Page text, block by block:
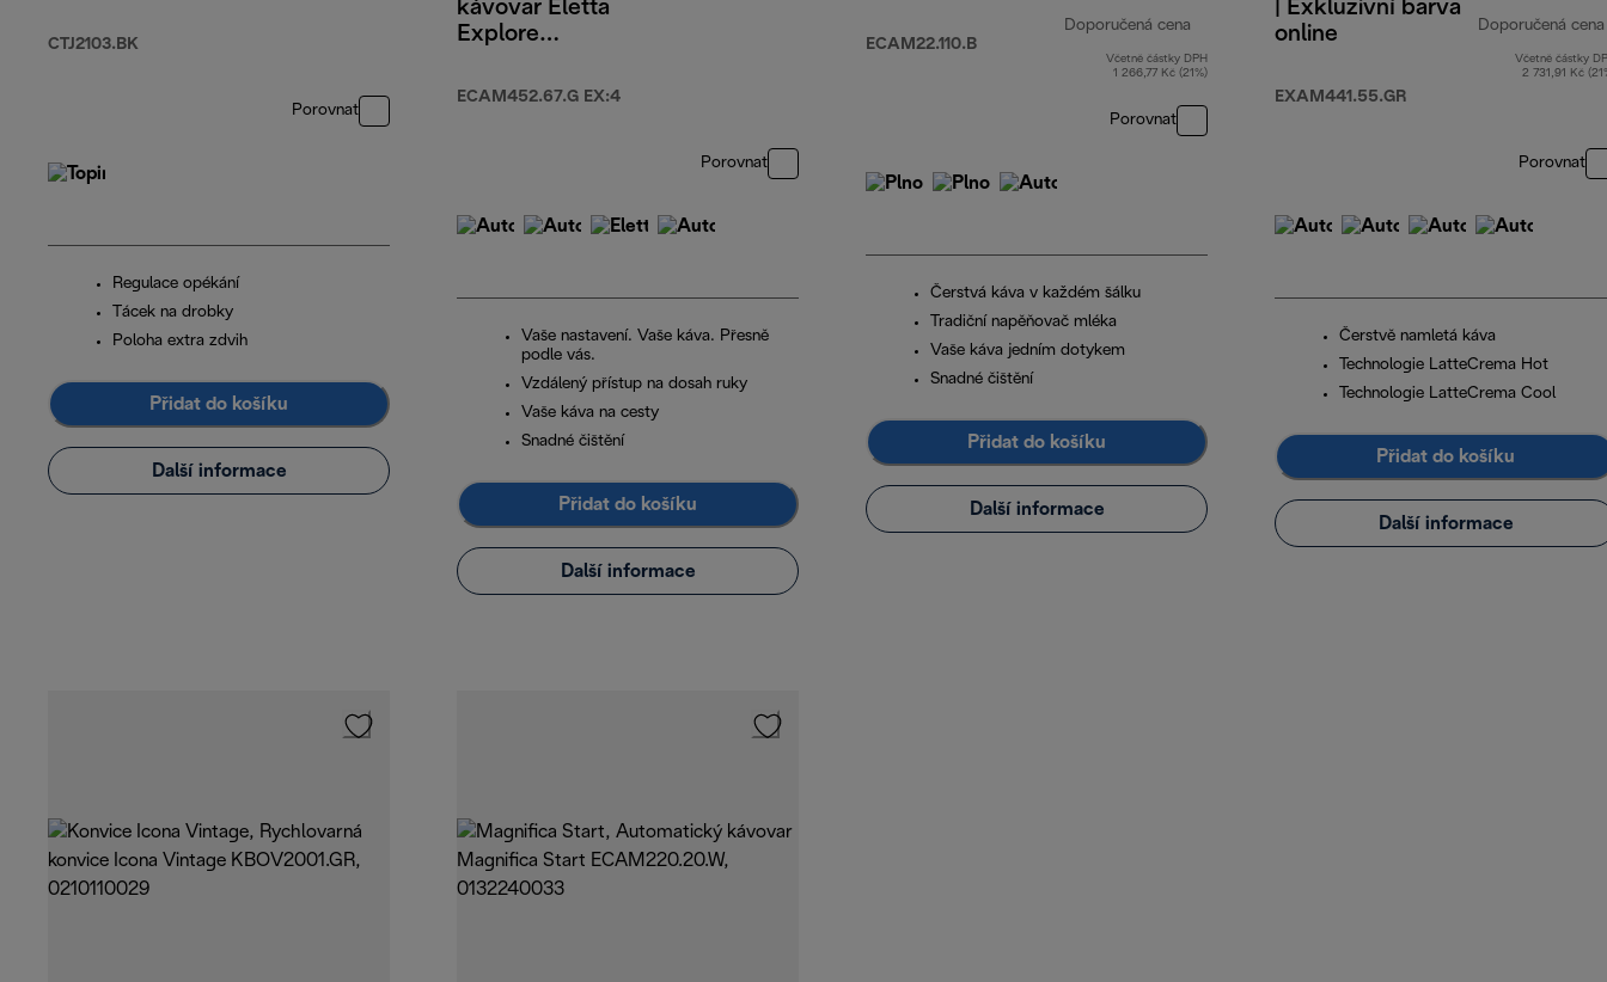
CTJ2103.BK
Porovnat
Regulace opékání
Tácek na drobky
Poloha extra zdvih
Přidat do košíku
Další informace
kávovar Eletta
Explore
EX:4
ECAM452.67.G EX:4
Porovnat
Vaše nastavení. Vaše káva. Přesně
podle vás.
Vzdálený přístup na dosah ruky
Vaše káva na cesty
Snadné čištění
Přidat do košíku
Další informace
ECAM22.110.B
Doporučená cena
původní cena 7 790,00 Kč
Včetně částky DPH
1 266,77 Kč (21%)
Porovnat
Čerstvá káva v každém šálku
Tradiční napěňovač mléka
Vaše káva jedním dotykem
Snadné čištění
Přidat do košíku
Další informace
| Exkluzivní barva
online
EXAM441.55.GR
Doporučená cena
Včetně částky
2 731,91 Kč
Porovnat
Čerstvě namletá káva
Technologie LatteCrema Hot
Technologie LatteCrema Cool
Přidat do košíku
Další informace